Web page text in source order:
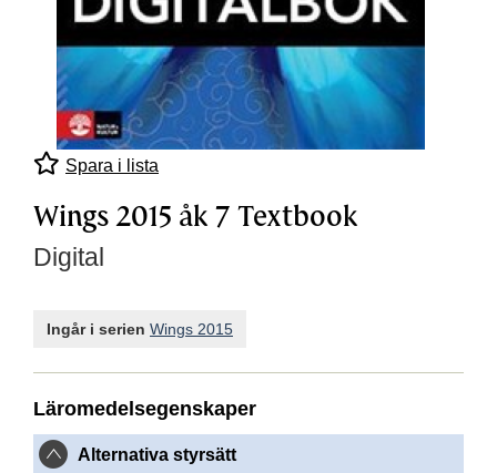
Spara i lista
Wings 2015 åk 7 Textbook
Digital
Ingår i serien Wings 2015
Läromedelsegenskaper
Alternativa styrsätt